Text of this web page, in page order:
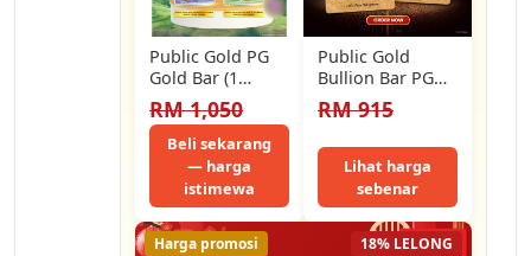
Public Gold PG
Gold Bar (1
Gram) (Au 999.9)
24K - Durian…
RM 1,050
Beli sekarang
— harga
istimewa
Public Gold
Bullion Bar PG
1g (Au 999.9) 24K
- Gold Game
RM 915
Lihat harga
sebenar
18% LELONG
Harga promosi